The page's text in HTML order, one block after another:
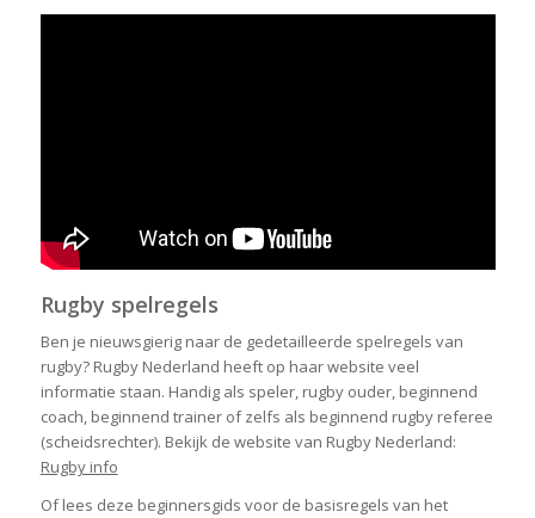
Rugby spelregels
Ben je nieuwsgierig naar de gedetailleerde spelregels van
rugby? Rugby Nederland heeft op haar website veel
informatie staan. Handig als speler, rugby ouder, beginnend
coach, beginnend trainer of zelfs als beginnend rugby referee
(scheidsrechter). Bekijk de website van Rugby Nederland:
Rugby info
Of lees deze beginnersgids voor de basisregels van het